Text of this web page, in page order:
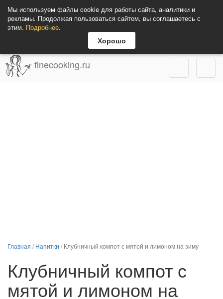
Мы используем файлы cookie для работы сайта, аналитики и
рекламы. Продолжая пользоваться сайтом, вы соглашаетесь с
этим. Подробнее.
Хорошо
finecooking.ru
Главная /Напитки /Клубничный компот с мятой и лимоном на зиму
Клубничный компот с
мятой и лимоном на